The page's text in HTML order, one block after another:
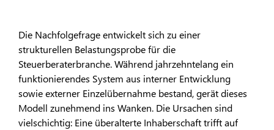
Die Nachfolgefrage entwickelt sich zu einer
strukturellen Belastungsprobe für die
Steuerberaterbranche. Während jahrzehntelang ein
funktionierendes System aus interner Entwicklung
sowie externer Einzelübernahme bestand, gerät dieses
Modell zunehmend ins Wanken. Die Ursachen sind
vielschichtig: Eine überalterte Inhaberschaft trifft auf